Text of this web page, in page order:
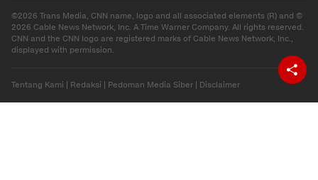
©2026 Trans Media, CNN name, logo and all associated elements (R) and ©
2026 Cable News Network, Inc. A Time Warner Company. All rights reserved.
CNN and the CNN logo are registered marks of Cable News Network, Inc.,
displayed with permission.
Tentang Kami Redaksi Pedoman Media Siber Disclaimer